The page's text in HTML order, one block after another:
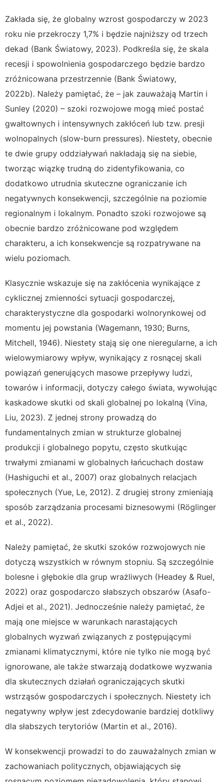
Zakłada się, że globalny wzrost gospodarczy w 2023
roku nie przekroczy 1,7% i będzie najniższy od trzech
dekad (Bank Światowy, 2023). Podkreśla się, że skala
recesji i spowolnienia gospodarczego będzie bardzo
zróżnicowana przestrzennie (Bank Światowy,
2022b). Należy pamiętać, że – jak zauważają Martin i
Sunley (2020) – szoki rozwojowe mogą mieć postać
gwałtownych i intensywnych zakłóceń lub tzw. presji
wolnopalnych (slow-burn pressures). Niestety, obecnie
te dwie grupy oddziaływań nakładają się na siebie,
tworząc wiązkę trudną do zidentyfikowania, co
dodatkowo utrudnia skuteczne ograniczanie ich
negatywnych konsekwencji, szczególnie na poziomie
regionalnym i lokalnym. Ponadto szoki rozwojowe są
obecnie bardzo zróżnicowane pod względem
charakteru, a ich konsekwencje są rozpatrywane na
wielu poziomach.
Klasycznie wskazuje się na zakłócenia wynikające z
cyklicznej zmienności sytuacji gospodarczej,
charakterystyczne dla gospodarki wolnorynkowej od
momentu jej powstania (Wagemann, 1930; Burns,
Mitchell, 1946). Niestety stają się one nieregularne, a ich
wielowymiarowy wpływ, wynikający z rosnącej skali
powiązań generujących masowe przepływy ludzi,
towarów i informacji, dotyczy całego świata, wywołując
kaskadowe skutki od skali globalnej po lokalną (Vina,
Liu, 2023). Z jednej strony prowadzą do
fundamentalnych zmian w strukturze globalnej
produkcji i globalnego popytu, często skutkując
trwałymi zmianami w globalnych łańcuchach dostaw
(Hashiguchi et al., 2007) oraz globalnych relacjach
społecznych (Yue, Le, 2012). Z drugiej strony zmieniają
sposób zarządzania procesami biznesowymi (Röglinger
et al., 2022).
Należy pamiętać, że skutki szoków rozwojowych nie
dotyczą wszystkich w równym stopniu. Są szczególnie
bolesne i głębokie dla grup wrażliwych (Headey & Ruel,
2022) oraz gospodarczo słabszych obszarów (Asafo-
Adjei et al., 2021). Jednocześnie należy pamiętać, że
mają one miejsce w warunkach narastających
globalnych wyzwań związanych z postępującymi
zmianami klimatycznymi, które nie tylko nie mogą być
ignorowane, ale także stwarzają dodatkowe wyzwania
dla skutecznych działań ograniczających skutki
wstrząsów gospodarczych i społecznych. Niestety ich
negatywny wpływ jest zdecydowanie bardziej dotkliwy
dla słabszych terytoriów (Martin et al., 2016).
W konsekwencji prowadzi to do zauważalnych zmian w
zachowaniach politycznych, objawiających się